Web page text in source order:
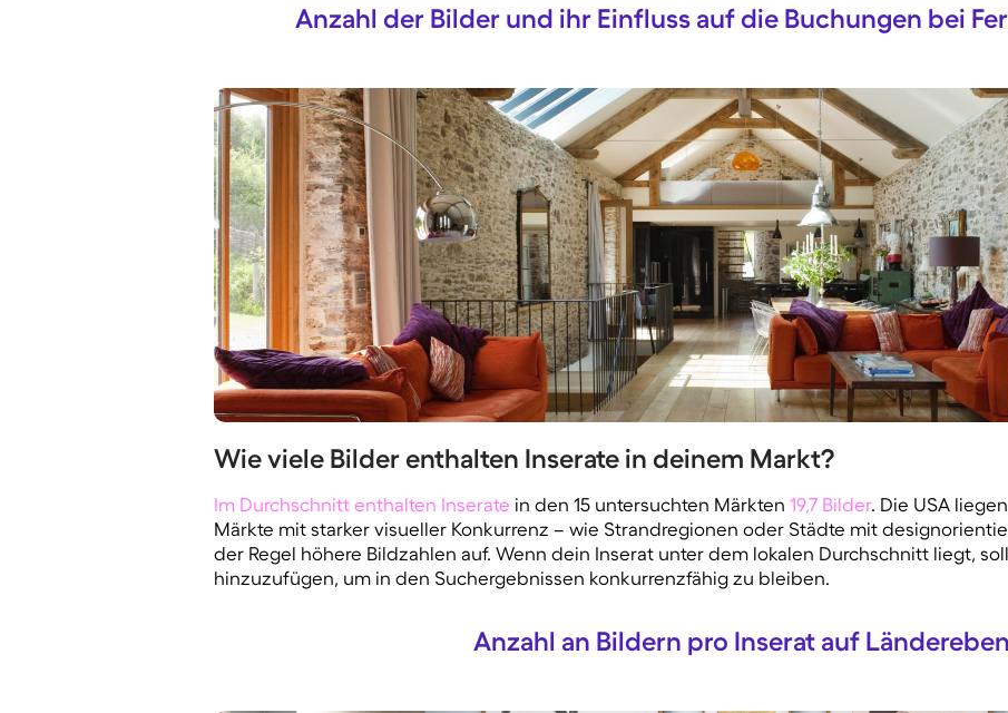
Anzahl der Bilder und ihr Einfluss auf die Buchungen bei
Wie viele Bilder enthalten Inserate in deinem Markt?
Im Durchschnitt enthalten Inserate in den 15 untersuchten Märkten 19,7 Bilder. Die USA
Märkte mit starker visueller Konkurrenz – wie Strandregionen oder Städte mit
der Regel höhere Bildzahlen auf. Wenn dein Inserat unter dem lokalen Durchschnitt liegt,
hinzuzufügen, um in den Suchergebnissen konkurrenzfähig zu bleiben.
Anzahl an Bildern pro Inserat auf